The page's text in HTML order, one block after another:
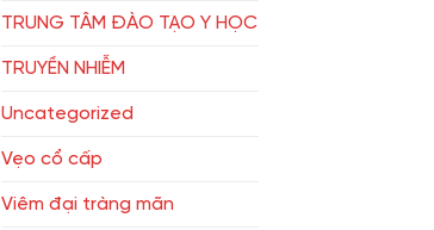
TRUNG TÂM ĐÀO TẠO Y HỌC
TRUYỀN NHIỄM
Uncategorized
Vẹo cổ cấp
Viêm đại tràng mãn